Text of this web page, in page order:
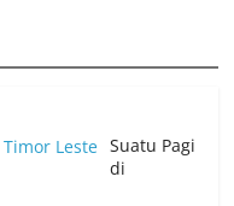
Suatu Pagi
di